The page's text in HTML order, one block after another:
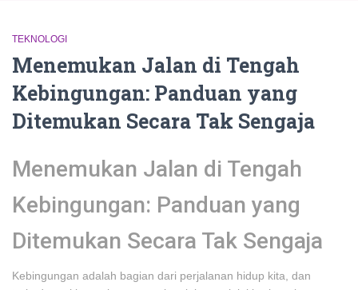
TEKNOLOGI
Menemukan Jalan di Tengah
Kebingungan: Panduan yang
Ditemukan Secara Tak Sengaja
Menemukan Jalan di Tengah
Kebingungan: Panduan yang
Ditemukan Secara Tak Sengaja
Kebingungan adalah bagian dari perjalanan hidup kita, dan